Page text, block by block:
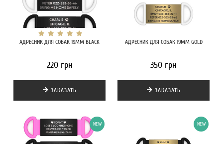
АДРЕСНИК ДЛЯ СОБАК 19MM BLACK
220 грн
ЗАКАЗАТЬ
АДРЕСНИК ДЛЯ СОБАК 19MM GOLD
350 грн
ЗАКАЗАТЬ
NEW NEW